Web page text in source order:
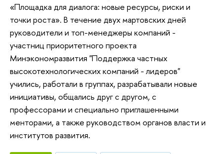
«Площадка для диалога: новые ресурсы, риски и
точки роста». В течение двух мартовских дней
руководители и топ-менеджеры компаний -
участниц приоритетного проекта
Минэкономразвития "Поддержка частных
высокотехнологических компаний - лидеров"
учились, работали в группах, разрабатывали новые
инициативы, общались друг с другом, с
профессорами и специально приглашенными
менторами, а также руководством органов власти и
институтов развития.